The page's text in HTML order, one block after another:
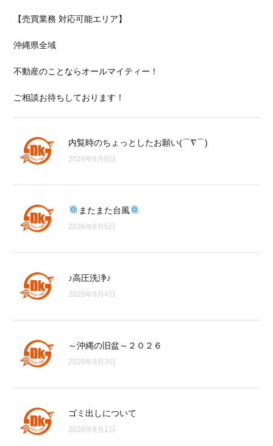
【売買業務 対応可能エリア】
沖縄県全域
不動産のことならオールマイティー！
ご相談お待ちしております！
内覧時のちょっとしたお願い(⌒∇⌒)
2026年8月6日
またまた台風
2026年8月5日
♪高圧洗浄♪
2026年8月4日
～沖縄の旧盆～２０２６
2026年8月3日
ゴミ出しについて
2026年8月1日